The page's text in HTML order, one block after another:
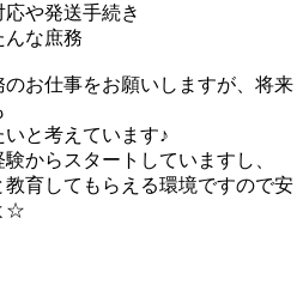
応や発送手続き
んな庶務
お仕事をお願いしますが、将来
と考えています♪
からスタートしていますし、
育してもらえる環境ですので安
☆